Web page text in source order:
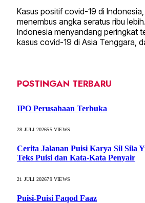
Kasus positif covid-19 di
menembus angka seratus ribu
Indonesia menyandang peringkat
kasus covid-19 di Asia Tenggara,
POSTINGAN TERBARU
IPO Perusahaan Terbuka
28 JULI 202655VIEWS
Cerita Jalanan Puisi Karya Sil Sila
Teks Puisi dan Kata-Kata Penyair
21 JULI 202679VIEWS
Puisi-Puisi Faqod Faaz